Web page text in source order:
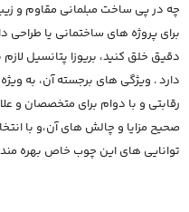
چه در پی ساخت مبلمانی مقاوم و
برای پروژه های ساختمانی یا طراحی
دقیق خلق کنید، بریوزا پتانسیل
دارد . ویژگی های برجسته آن، به
رقابتی و با دوام برای متخصصان و
صحیح مزایا و چالش های آن،و با
توانایی های این چوب خاص بهره